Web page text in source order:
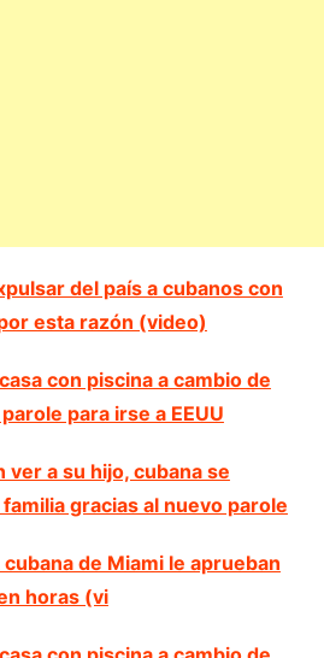
del país a cubanos con
esta razón (video)
con piscina a cambio de
para irse a EEUU
ver a su hijo, cubana se
gracias al nuevo parole
de Miami le aprueban
horas (vi